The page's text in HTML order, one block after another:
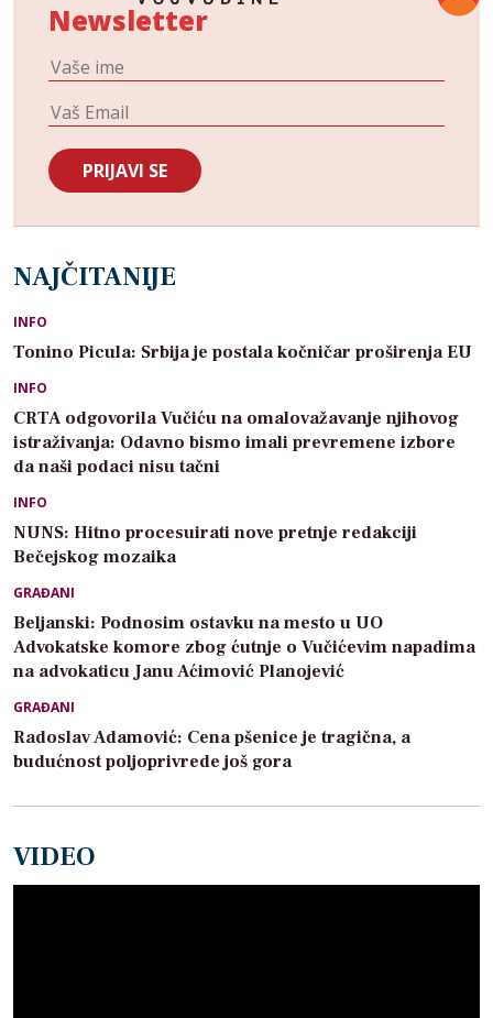
Newsletter
NAJČITANIJE
INFO
Tonino Picula: Srbija je postala kočničar proširenja EU
INFO
CRTA odgovorila Vučiću na omalovažavanje njihovog
istraživanja: Odavno bismo imali prevremene izbore
da naši podaci nisu tačni
INFO
NUNS: Hitno procesuirati nove pretnje redakciji
Bečejskog mozaika
GRAĐANI
Beljanski: Podnosim ostavku na mesto u UO
Advokatske komore zbog ćutnje o Vučićevim napadima
na advokaticu Janu Aćimović Planojević
GRAĐANI
Radoslav Adamović: Cena pšenice je tragična, a
budućnost poljoprivrede još gora
VIDEO